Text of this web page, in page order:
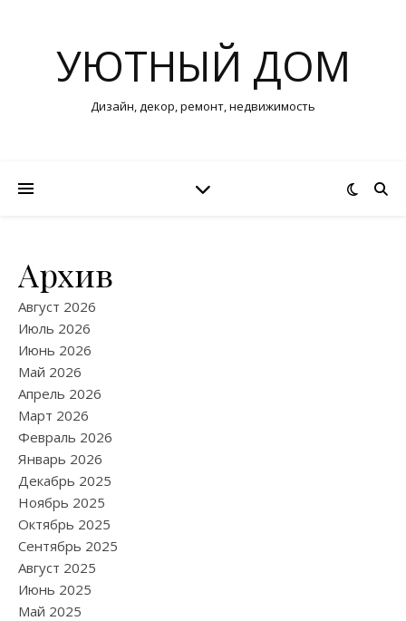
УЮТНЫЙ ДОМ
Дизайн, декор, ремонт, недвижимость
Архив
Август 2026
Июль 2026
Июнь 2026
Май 2026
Апрель 2026
Март 2026
Февраль 2026
Январь 2026
Декабрь 2025
Ноябрь 2025
Октябрь 2025
Сентябрь 2025
Август 2025
Июнь 2025
Май 2025